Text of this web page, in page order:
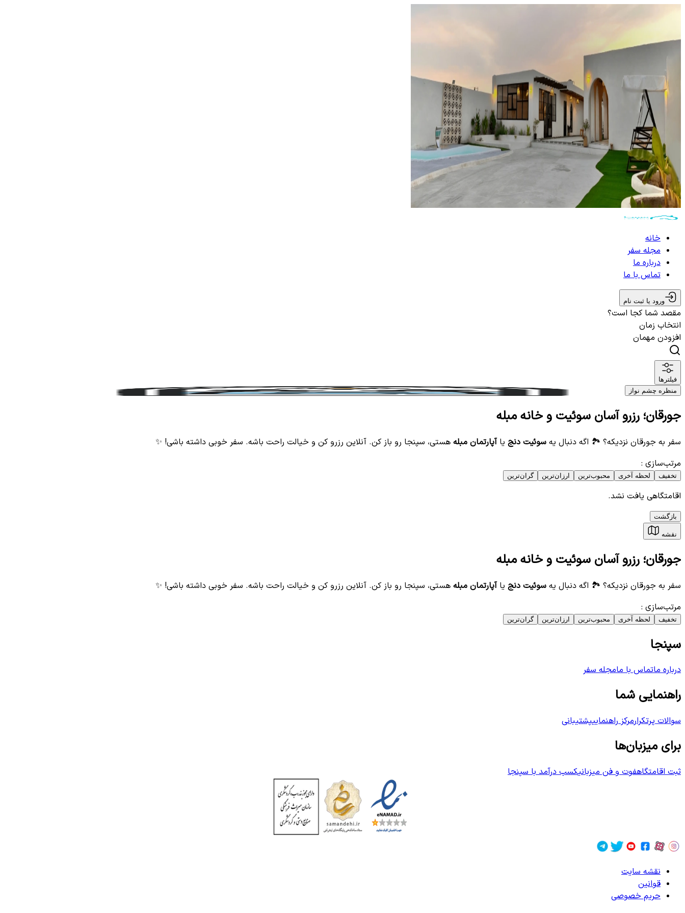
خانه
مجله سفر
درباره ما
تماس با ما
ورود یا ثبت نام
مقصد شما کجا است؟
انتخاب زمان
افزودن مهمان
فیلترها
منظره چشم نواز
جورقان؛ رزرو آسان سوئیت و خانه مبله
سفر به جورقان نزدیکه؟ 🏞️ اگه دنبال یه سوئیت دنج یاآپارتمان مبله هستی، سپنجا رو باز کن. آنلاین رزرو کن و خیالت راحت باشه. سفر خوبی داشته باشی! ✨
مرتب‌سازی :
تخفیف لحظه آخری محبوب‌ترین ارزان‌ترین گران‌ترین
اقامتگاهی یافت نشد.
بازگشت
نقشه
جورقان؛ رزرو آسان سوئیت و خانه مبله
سفر به جورقان نزدیکه؟ 🏞️ اگه دنبال یه سوئیت دنج یاآپارتمان مبله هستی، سپنجا رو باز کن. آنلاین رزرو کن و خیالت راحت باشه. سفر خوبی داشته باشی! ✨
مرتب‌سازی :
تخفیف لحظه آخری محبوب‌ترین ارزان‌ترین گران‌ترین
سپنجا
درباره ماتماس با مامجله سفر
راهنمایی شما
سوالات پرتکرارمرکز راهنماییپشتیبانی
برای میزبان‌ها
ثبت اقامتگاهفوت و فن میزبانیکسب درآمد با سپنجا
نقشه سایت
قوانین
حریم خصوصی